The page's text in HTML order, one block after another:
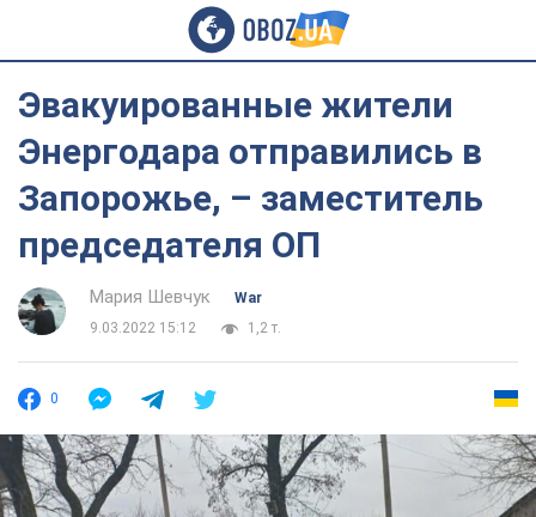
Эвакуированные жители
Энергодара отправились в
Запорожье, – заместитель
председателя ОП
Мария Шевчук
War
9.03.2022 15:12
1,2 т.
0